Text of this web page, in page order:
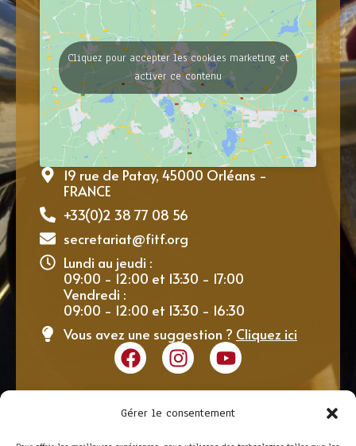
Gérer le consentement
Cliquez pour accepter les cookies marketing et
activer ce contenu
19 rue de Patay, 45000 Orléans -
FRANCE
+33(0)2 38 77 08 56
secretariat@fitf.org
Lundi au jeudi :
09:00 - 12:00 et 13:30 - 17:00
Vendredi :
09:00 - 12:00 et 13:30 - 16:30
Vous avez une suggestion ? Cliquez ici